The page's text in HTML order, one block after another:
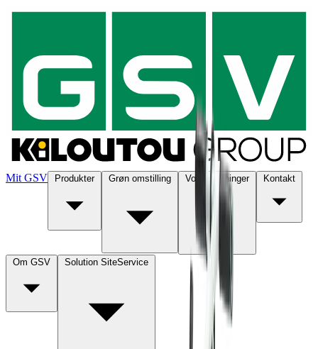
Mit GSV Produkter Grøn omstilling Vores løsninger Kontakt
Om GSV Solution SiteService